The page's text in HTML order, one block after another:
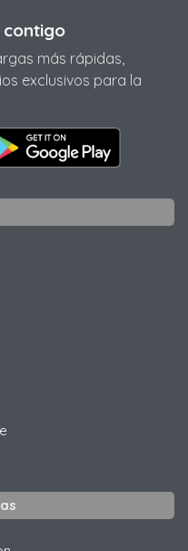
contigo
más rápidas,
exclusivos para la